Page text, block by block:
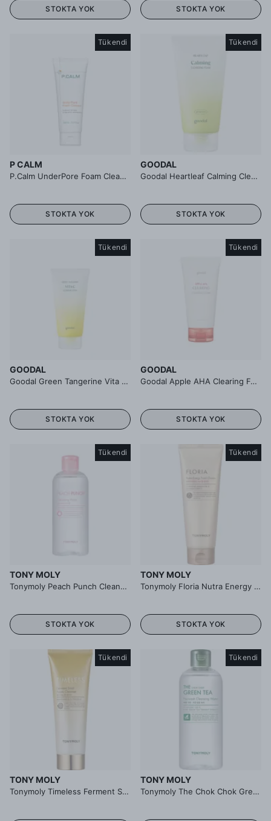
STOKTA YOK STOKTA YOK
Tükendi
P CALM
P.Calm UnderPore Foam Cleanser - Akneye Meyilli ve Yağlı Ciltler İçin Köpük Temizleyici 150 ml
STOKTA YOK
Tükendi
GOODAL
Goodal Heartleaf Calming Cleansing Foam - Houttuynia Cordata Özlü pH Dengeleyici Köpük Temizleyici
STOKTA YOK
Tükendi
GOODAL
Goodal Green Tangerine Vita C Cleansing Foam - Yeşil Mandalina Özlü Aydınlatıcı Leke Karşıtı Köpük Temizleyici
STOKTA YOK
Tükendi
GOODAL
Goodal Apple AHA Clearing Foam - Elma Özlü Köpük Temizleyici
STOKTA YOK
Tükendi
TONY MOLY
Tonymoly Peach Punch Cleansing Water - Şeftali Özlü Temizleme Suyu
STOKTA YOK
Tükendi
TONY MOLY
Tonymoly Floria Nutra Energy Foam Cleanser - Argan Yağlı Köpük Temizleyici
STOKTA YOK
Tükendi
TONY MOLY
Tonymoly Timeless Ferment Snail Foam Cleanser - Salyangoz Özlü Onarıcı Köpük Temizleyici
Tükendi
TONY MOLY
Tonymoly The Chok Chok Green Tea Cleansing Water - Yeşil Çay Özlü Temizleme Suyu